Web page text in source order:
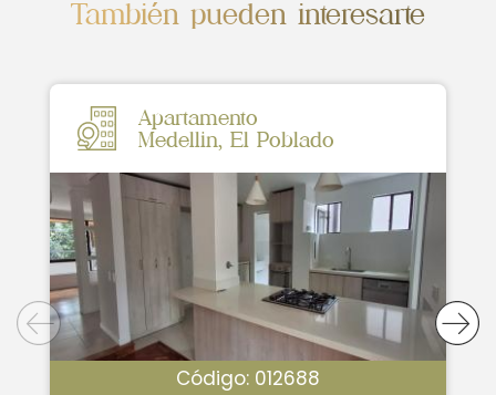
También pueden interesarte
Apartamento
Medellin, El Poblado
Código: 012688